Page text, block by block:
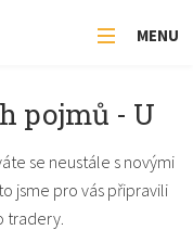
MENU
pojmů - U
se neustále s novými
jsme pro vás připravili
tradery.